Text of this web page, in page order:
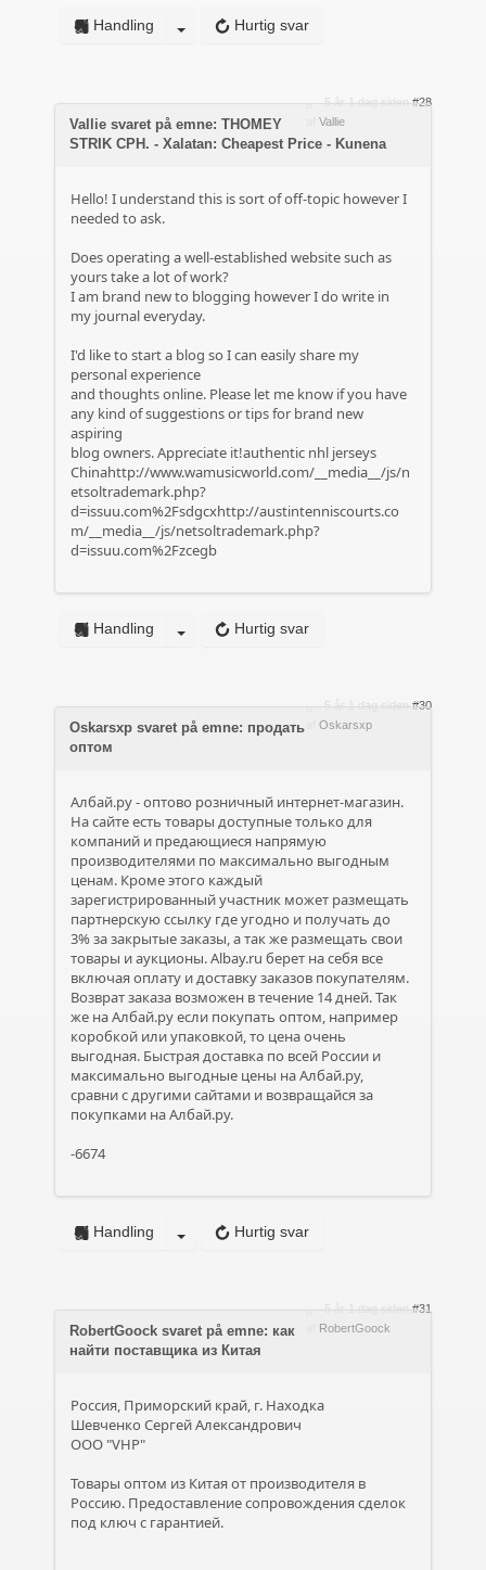
Hurtig svar
Handling
5 år 1 dag siden #28
Vallie
Vallie svaret på emne: THOMEY
STRIK CPH. - Xalatan: Cheapest Price - Kunena
Hello! I understand this is sort of off-topic however I
needed to ask.
Does operating a well-established website such as
yours take a lot of work?
I am brand new to blogging however I do write in
my journal everyday.
I'd like to start a blog so I can easily share my
personal experience
and thoughts online. Please let me know if you have
any kind of suggestions or tips for brand new
aspiring
blog owners. Appreciate it!authentic nhl jerseys
Chinahttp://www.wamusicworld.com/__media__/js/n
etsoltrademark.php?
d=issuu.com%2Fsdgcxhttp://austintenniscourts.co
m/__media__/js/netsoltrademark.php?
d=issuu.com%2Fzcegb
Hurtig svar
Handling
5 år 1 dag siden #30
Oskarsxp
Oskarsxp svaret på emne: продать
оптом
Албай.ру - оптово розничный интернет-магазин.
На сайте есть товары доступные только для
компаний и предающиеся напрямую
производителями по максимально выгодным
ценам. Кроме этого каждый
зарегистрированный участник может размещать
партнерскую ссылку где угодно и получать до
3% за закрытые заказы, а так же размещать свои
товары и аукционы. Albay.ru берет на себя все
включая оплату и доставку заказов покупателям.
Возврат заказа возможен в течение 14 дней. Так
же на Албай.ру если покупать оптом, например
коробкой или упаковкой, то цена очень
выгодная. Быстрая доставка по всей России и
максимально выгодные цены на Албай.ру,
сравни с другими сайтами и возвращайся за
покупками на Албай.ру.
-6674
Hurtig svar
Handling
5 år 1 dag siden #31
RobertGoock
RobertGoock svaret på emne: как
найти поставщика из Китая
Россия, Приморский край, г. Находка
Шевченко Сергей Александрович
ООО "VHP"
Товары оптом из Китая от производителя в
Россию. Предоставление сопровождения сделок
под ключ с гарантией.